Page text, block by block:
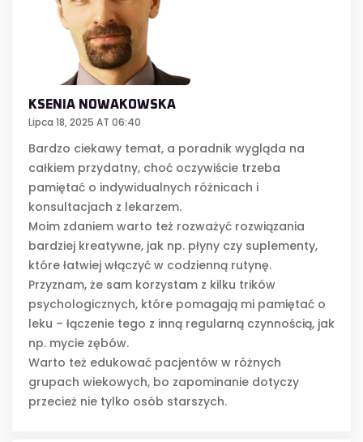
KSENIA NOWAKOWSKA
Lipca 18, 2025 AT 06:40
Bardzo ciekawy temat, a poradnik wygląda na
całkiem przydatny, choć oczywiście trzeba
pamiętać o indywidualnych różnicach i
konsultacjach z lekarzem.
Moim zdaniem warto też rozważyć rozwiązania
bardziej kreatywne, jak np. płyny czy suplementy,
które łatwiej włączyć w codzienną rutynę.
Przyznam, że sam korzystam z kilku trików
psychologicznych, które pomagają mi pamiętać o
leku – łączenie tego z inną regularną czynnością, jak
np. mycie zębów.
Warto też edukować pacjentów w różnych
grupach wiekowych, bo zapominanie dotyczy
przecież nie tylko osób starszych.